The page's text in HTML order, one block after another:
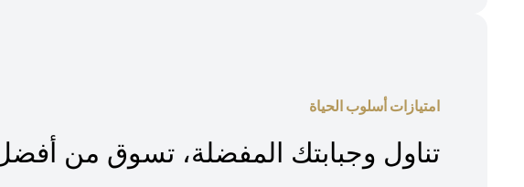
امتيازات أسلوب الحياة
تناول وجبابتك المفضلة، تسوق من